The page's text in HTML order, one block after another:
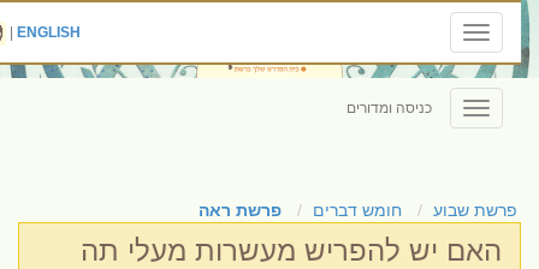
Toggle
navigation
ENGLISH
|
Toggle
navigation
כניסה ומדורים
פרשת שבוע חומש דברים פרשת ראה
האם יש להפריש מעשרות מעלי תה